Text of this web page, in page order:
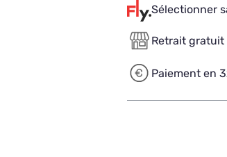
Sélectionner
Retrait gratuit
Paiement en